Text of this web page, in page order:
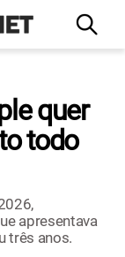
quer
todo
apresentava
três anos.